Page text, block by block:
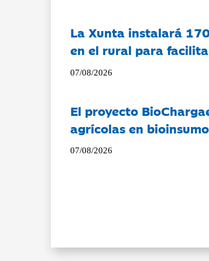
La Xunta instalará
en el rural para
07/08/2026
El proyecto
agrícolas en
07/08/2026